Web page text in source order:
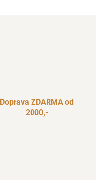
Doprava ZDARMA od
2000,-